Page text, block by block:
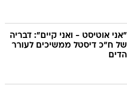
"אני אוטיסט - ואני קיים": דבריה
של ח"כ דיסטל ממשיכים לעורר
הדים